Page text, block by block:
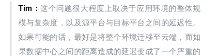
Tim ：这个问题很大程度上取决于应用环境的整体规
模与复杂度，以及源平台与目标平台之间的延迟性。
如果可能的话，最好是将整个环境迁移至云端，而如
果数据中心之间的距离造成的延迟变成了一个严重的